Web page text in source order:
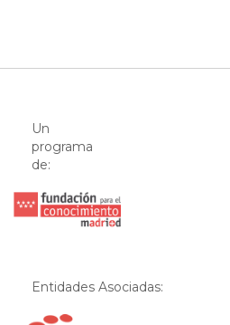
Un
programa
de:
Entidades Asociadas: